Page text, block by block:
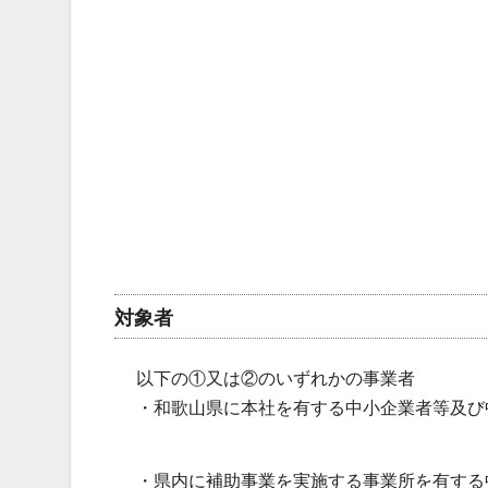
対象者
以下の①又は②のいずれかの事業者
・和歌山県に本社を有する中小企業者等及
・県内に補助事業を実施する事業所を有す